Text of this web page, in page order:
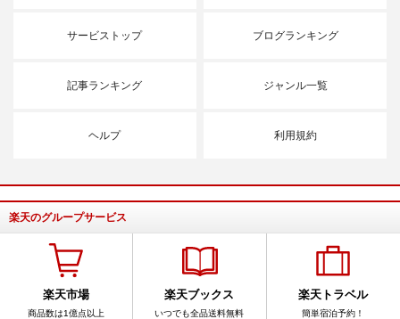
サービストップ ブログランキング
記事ランキング ジャンル一覧
ヘルプ 利用規約
楽天のグループサービス
楽天市場
商品数は1億点以上
楽天ブックス
いつでも全品送料無料
楽天トラベル
簡単宿泊予約！